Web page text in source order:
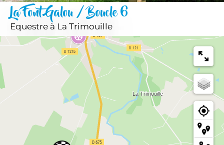
La Font Galou / Boucle 6
Equestre à La Trimouille